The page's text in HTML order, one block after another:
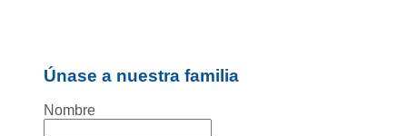
Únase a nuestra familia
Nombre